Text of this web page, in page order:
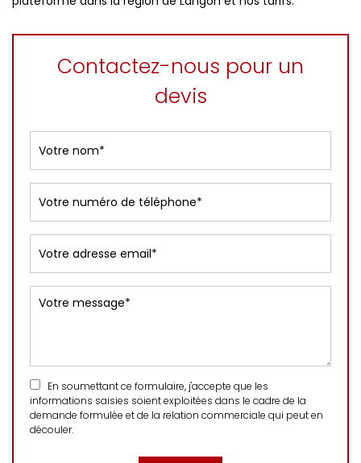
Contactez-nous pour un
devis
En soumettant ce formulaire, j'accepte que les
informations saisies soient exploitées dans le cadre de la
demande formulée et de la relation commerciale qui peut en
découler.